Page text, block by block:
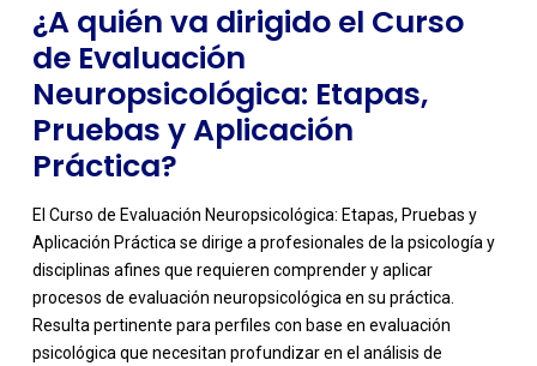
¿A quién va dirigido el Curso
de Evaluación
Neuropsicológica: Etapas,
Pruebas y Aplicación
Práctica?
El Curso de Evaluación Neuropsicológica: Etapas, Pruebas y
Aplicación Práctica se dirige a profesionales de la psicología y
disciplinas afines que requieren comprender y aplicar
procesos de evaluación neuropsicológica en su práctica.
Resulta pertinente para perfiles con base en evaluación
psicológica que necesitan profundizar en el análisis de